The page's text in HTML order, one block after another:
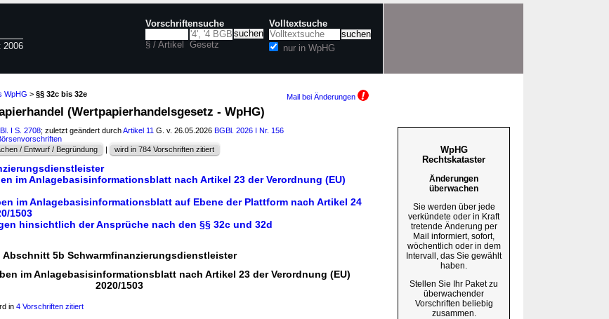
2006
Vorschriftensuche
§ / Artikel Gesetz
Volltextsuche
nur in WpHG
WpHG > §§ 32c bis 32e Mail bei Änderungen
(Wertpapierhandelsgesetz - WpHG)
I S. 2708; zuletzt geändert durchArtikel 11 G. v. 26.05.2026 BGBl. 2026 I Nr. 156
/ Entwurf / Begründung | wird in 784 Vorschriften zitiert
im Anlagebasisinformationsblatt nach Artikel 23 der Verordnung (EU)
im Anlagebasisinformationsblatt auf Ebene der Plattform nach Artikel 24
1503
hinsichtlich der Ansprüche nach den §§ 32c und 32d
Abschnitt 5b Schwarmfinanzierungsdienstleister
im Anlagebasisinformationsblatt nach Artikel 23 der Verordnung (EU)
2020/1503
in 4 Vorschriften zitiert
WpHG
Rechtskataster
Änderungen
überwachen
Sie werden über jede
verkündete oder in Kraft
tretende Änderung per
Mail informiert, sofort,
wöchentlich oder in dem
Intervall, das Sie gewählt
haben.
Stellen Sie Ihr Paket zu
überwachender
Vorschriften beliebig
zusammen.